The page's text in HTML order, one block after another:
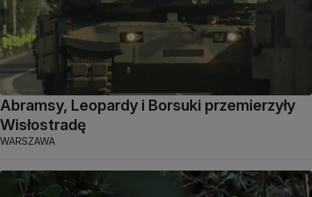
Abramsy, Leopardy i Borsuki przemierzyły
Wisłostradę
WARSZAWA